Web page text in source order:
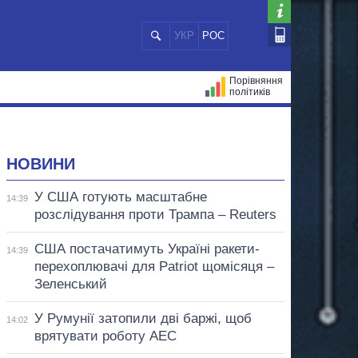
УКР РОС
Порівняння
політиків
НОВИНИ
14:39
У США готують масштабне
розслідування проти Трампа – Reuters
14:39
США постачатимуть Україні ракети-
перехоплювачі для Patriot щомісяця –
Зеленський
14:02
У Румунії затопили дві баржі, щоб
врятувати роботу АЕС